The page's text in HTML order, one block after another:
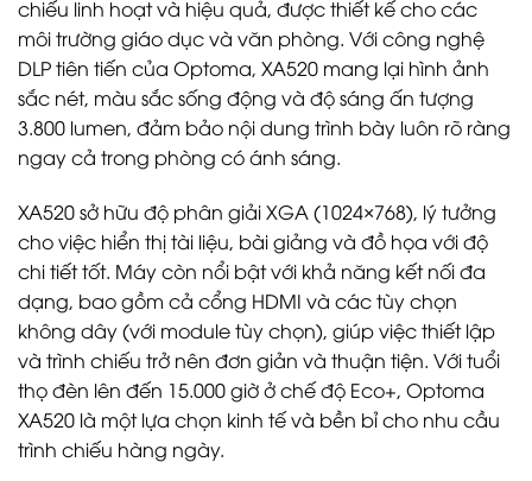
chiếu linh hoạt và hiệu quả, được thiết kế cho các
môi trường giáo dục và văn phòng. Với công nghệ
DLP tiên tiến của Optoma, XA520 mang lại hình ảnh
sắc nét, màu sắc sống động và độ sáng ấn tượng
3.800 lumen, đảm bảo nội dung trình bày luôn rõ ràng
ngay cả trong phòng có ánh sáng.
XA520 sở hữu độ phân giải XGA (1024×768), lý tưởng
cho việc hiển thị tài liệu, bài giảng và đồ họa với độ
chi tiết tốt. Máy còn nổi bật với khả năng kết nối đa
dạng, bao gồm cả cổng HDMI và các tùy chọn
không dây (với module tùy chọn), giúp việc thiết lập
và trình chiếu trở nên đơn giản và thuận tiện. Với tuổi
thọ đèn lên đến 15.000 giờ ở chế độ Eco+, Optoma
XA520 là một lựa chọn kinh tế và bền bỉ cho nhu cầu
trình chiếu hàng ngày.